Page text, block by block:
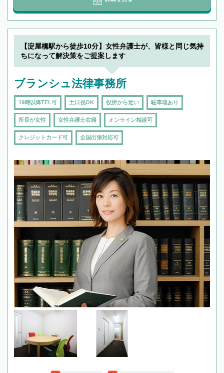
【淀屋橋駅から徒歩10分】女性弁護士が、皆様と同じ気持
ちになって解決策をご提案します
ブランシュ法律事務所
19時以降TEL可 土日祝OK 役所から近い 駐車場あり
所長が女性 女性弁護士在籍 オンライン相談可
クレジットカード可 全国出張対応可